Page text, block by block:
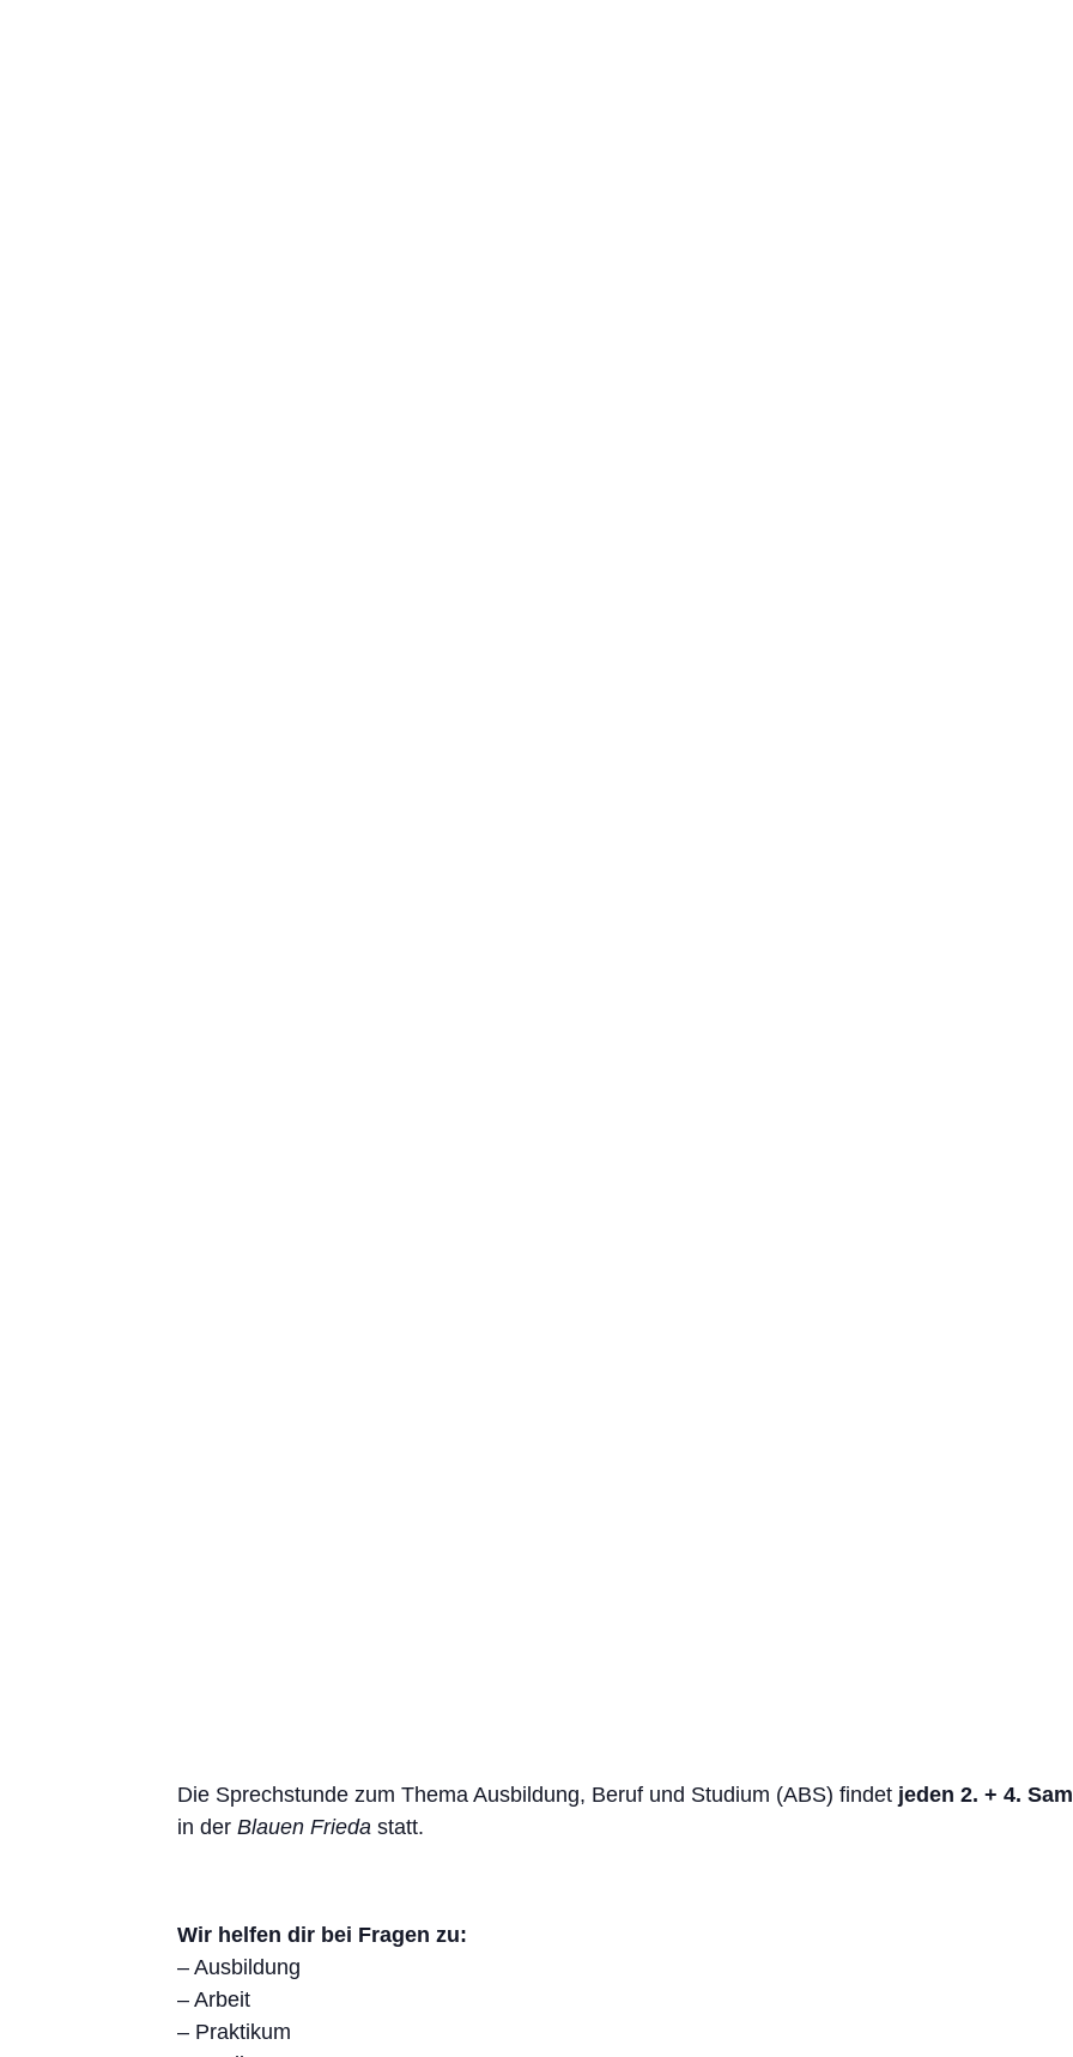
Die Sprechstunde zum Thema Ausbildung, Beruf und Studium (ABS) findet jeden 2. + 4.
in der Blauen Frieda statt.
Wir helfen dir bei Fragen zu:
– Ausbildung
– Arbeit
– Praktikum